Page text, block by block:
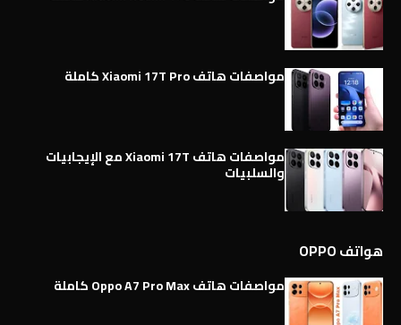
مواصفات هاتف Xiaomi 17T Pro كاملة
مواصفات هاتف Xiaomi 17T مع الإيجابيات
والسلبيات
هواتف OPPO
مواصفات هاتف Oppo A7 Pro Max كاملة